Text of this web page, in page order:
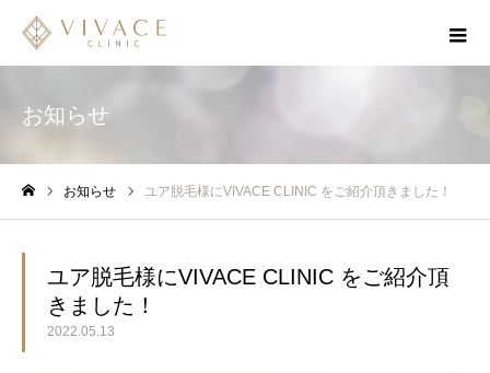
お知らせ
お知らせ ユア脱毛様にVIVACE CLINIC をご紹介頂きました！
ユア脱毛様にVIVACE CLINIC をご紹介頂
きました！
2022.05.13